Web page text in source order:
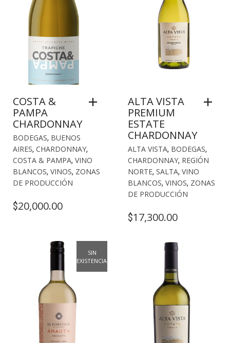
COSTA &
PAMPA
CHARDONNAY
BODEGAS, BUENOS
AIRES, CHARDONNAY,
COSTA & PAMPA, VINO
BLANCOS, VINOS, ZONAS
DE PRODUCCIÓN
$20,000.00
ALTA VISTA
PREMIUM
ESTATE
CHARDONNAY
ALTA VISTA, BODEGAS,
CHARDONNAY, REGIÓN
NORTE, SALTA, VINO
BLANCOS, VINOS, ZONAS
DE PRODUCCIÓN
$17,300.00
SIN
EXISTENCIAS